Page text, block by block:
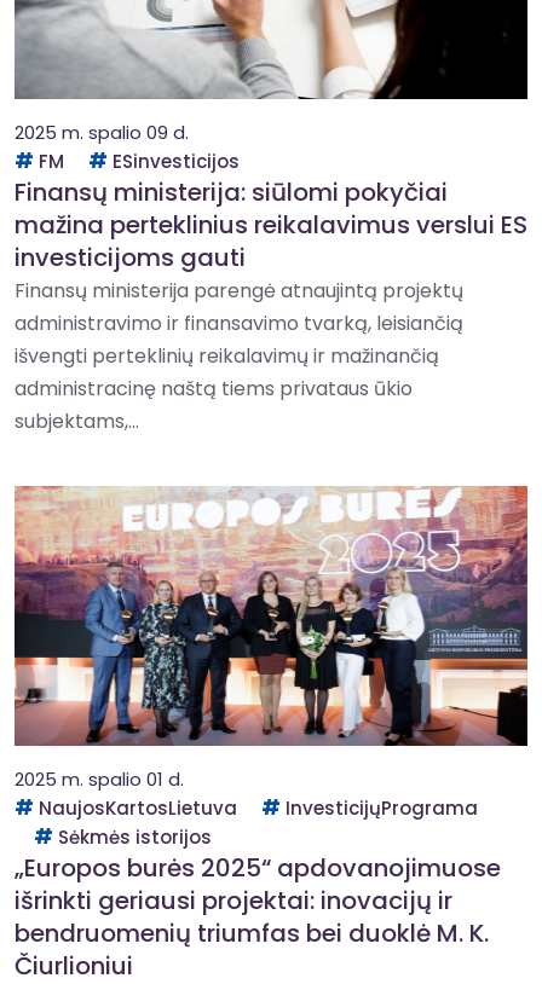
2025 m. spalio 09 d.
FM
ESinvesticijos
Finansų ministerija: siūlomi pokyčiai
mažina perteklinius reikalavimus verslui ES
investicijoms gauti
Finansų ministerija parengė atnaujintą projektų
administravimo ir finansavimo tvarką, leisiančią
išvengti perteklinių reikalavimų ir mažinančią
administracinę naštą tiems privataus ūkio
subjektams,...
2025 m. spalio 01 d.
NaujosKartosLietuva
InvesticijųPrograma
Sėkmės istorijos
„Europos burės 2025“ apdovanojimuose
išrinkti geriausi projektai: inovacijų ir
bendruomenių triumfas bei duoklė M. K.
Čiurlioniui